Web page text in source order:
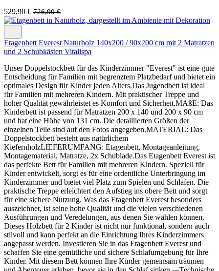
529,90 € 726,90 €
Etagenbett Everest Naturholz 140x200 / 90x200 cm mit 2 Matratzen
und 2 Schubkästen Vitalispa
Unser Doppelstockbett für das Kinderzimmer "Everest" ist eine gute
Entscheidung für Familien mit begrenztem Platzbedarf und bietet ein
optimales Design für Kinder jeden Alters.Das Jugendbett ist ideal
für Familien mit mehreren Kindern. Mit praktischer Treppe und
hoher Qualität gewährleistet es Komfort und Sicherheit.MAßE: Das
Kinderbett ist passend für Matratzen 200 x 140 und 200 x 90 cm
und hat eine Höhe von 131 cm. Die detaillierten Größen der
einzelnen Teile sind auf den Fotos angegeben.MATERIAL: Das
Doppelstockbett besteht aus natürlichem
KiefernholzLIEFERUMFANG: Etagenbett, Montageanleitung,
Montagematerial, Matratze, 2x Schublade.Das Etagenbett Everest ist
das perfekte Bett für Familien mit mehreren Kindern. Speziell für
Kinder entwickelt, sorgt es für eine ordentliche Unterbringung im
Kinderzimmer und bietet viel Platz zum Spielen und Schlafen. Die
praktische Treppe erleichtert den Aufstieg ins obere Bett und sorgt
für eine sichere Nutzung. Was das Etagenbett Everest besonders
auszeichnet, ist seine hohe Qualität und die vielen verschiedenen
Ausführungen und Veredelungen, aus denen Sie wählen können.
Dieses Holzbett für 2 Kinder ist nicht nur funktional, sondern auch
stilvoll und kann perfekt an die Einrichtung Ihres Kinderzimmers
angepasst werden. Investieren Sie in das Etagenbett Everest und
schaffen Sie eine gemütliche und sichere Schlafumgebung für Ihre
Kinder. Mit diesem Bett können Ihre Kinder gemeinsam träumen